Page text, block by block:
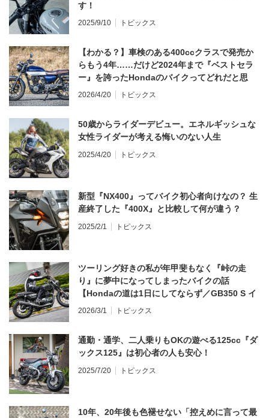
す！
2025/9/10 トピックス
【わかる？】車検のある400ccクラスで発売か
らもう4年……だけど2024年まで『ベストセラ
ー』を誇ったHondaのバイクってどれだと思
う？
2026/4/20 トピックス
50歳からライダーデビュー。エネルギッシュな
女性ライダーが考える悔いのない人生
2025/4/20 トピックス
新型『NX400』ってバイク初心者向けなの？ 生
産終了した『400X』と比較して何が違う？
2025/2/1 トピックス
ツーリング好きの私が年甲斐もなく『峠の走
り』に夢中になってしまったバイクの話
【Hondaの道は1日にしてならず／GB350 S イ
ンプレ・レビュー 前編】
2026/3/1 トピックス
通勤・通学、二人乗りもOKの遊べる125cc『ダ
ックス125』は初心者の人も安心！
2025/7/20 トピックス
10年、20年後も色褪せない「控えめに言って最